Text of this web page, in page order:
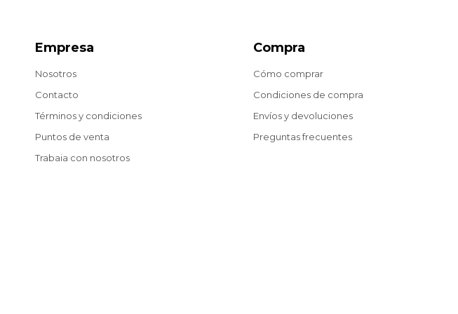
Empresa
Nosotros
Contacto
Términos y condiciones
Puntos de venta
Trabaja con nosotros
Compra
Cómo comprar
Condiciones de compra
Envíos y devoluciones
Preguntas frecuentes